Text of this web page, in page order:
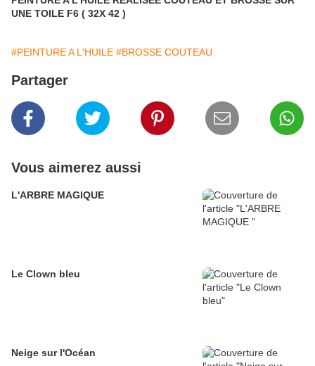
UNE TOILE F6 ( 32X 42 )
#PEINTURE A L'HUILE #BROSSE COUTEAU
Partager
Vous aimerez aussi
L'ARBRE MAGIQUE
Le Clown bleu
Neige sur l'Océan